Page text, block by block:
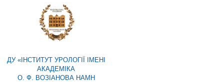
ДУ «ІНСТИТУТ УРОЛОГІЇ ІМЕНІ
АКАДЕМІКА
О. Ф. ВОЗІАНОВА НАМН